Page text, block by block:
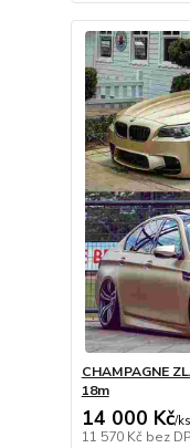
CHAMPAGNE
18m
14 000 Kč/ks
11 570 Kč bez